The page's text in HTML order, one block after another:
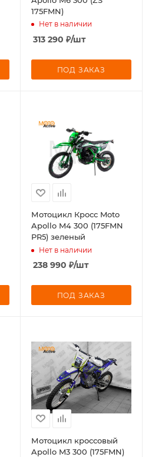
175FMN)
Нет в наличии
313 290 ₽/шт
ПОД ЗАКАЗ
Мотоцикл Кросс Moto
Apollo M4 300 (175FMN
PR5) зеленый
Нет в наличии
238 990 ₽/шт
ПОД ЗАКАЗ
Мотоцикл кроссовый
Apollo M3 300 (175FMN)